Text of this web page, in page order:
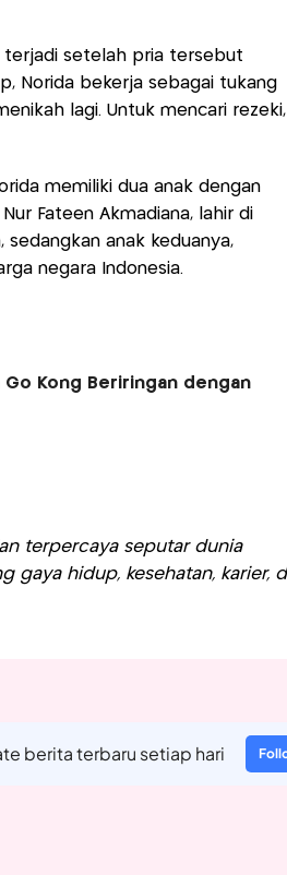
terjadi setelah pria tersebut
Norida bekerja sebagai tukang
lagi. Untuk mencari rezeki,
memiliki dua anak dengan
Fateen Akmadiana, lahir di
anak keduanya,
negara Indonesia.
Go Kong Beriringan dengan
terpercaya seputar dunia
gaya hidup, kesehatan, karier,
berita terbaru setiap hari